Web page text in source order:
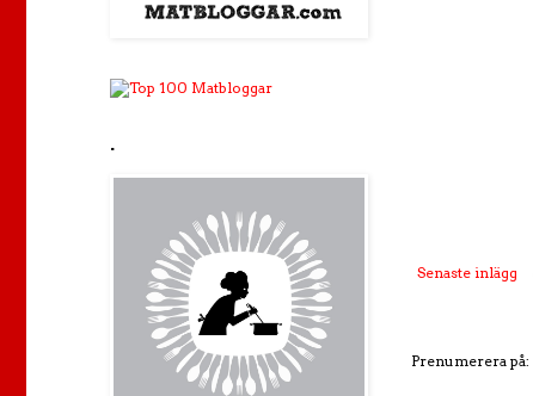
Senaste inlägg
Prenumerera på:
.